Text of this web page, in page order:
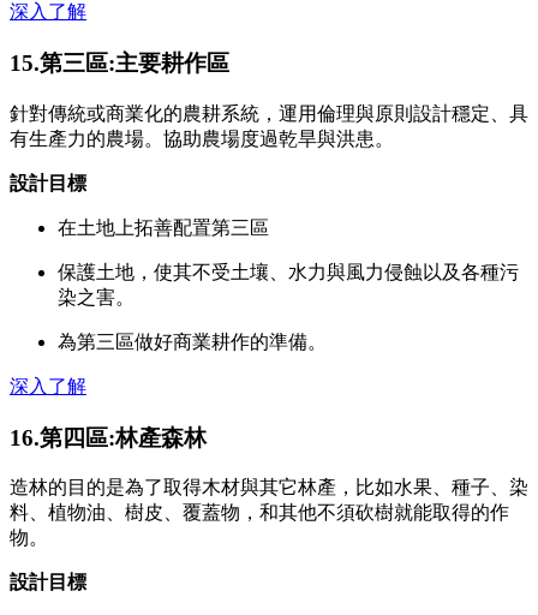
深入了解
15.第三區:主要耕作區
針對傳統或商業化的農耕系統，運用倫理與原則設計穩定、具
有生產力的農場。協助農場度過乾旱與洪患。
設計目標
在土地上拓善配置第三區
保護土地，使其不受土壤、水力與風力侵蝕以及各種污
染之害。
為第三區做好商業耕作的準備。
深入了解
16.第四區:林產森林
造林的目的是為了取得木材與其它林產，比如水果、種子、染
料、植物油、樹皮、覆蓋物，和其他不須砍樹就能取得的作
物。
設計目標